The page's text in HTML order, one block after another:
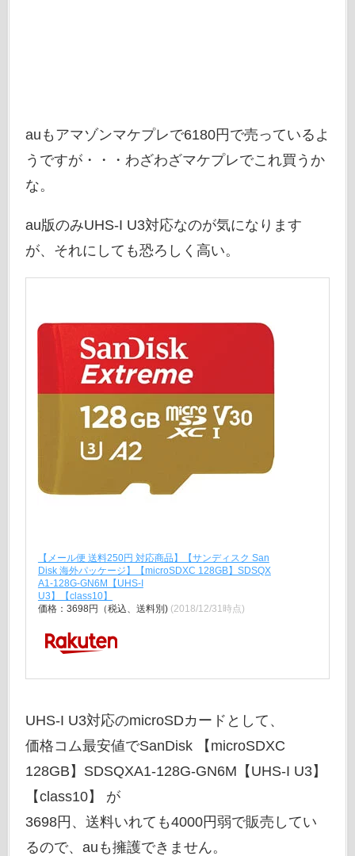
auもアマゾンマケプレで6180円で売っているよ
うですが・・・わざわざマケプレでこれ買うか
な。
au版のみUHS-I U3対応なのが気になります
が、それにしても恐ろしく高い。
【メール便 送料250円 対応商品】【サンディスク San
Disk 海外パッケージ】【microSDXC 128GB】SDSQX
A1-128G-GN6M【UHS-I
U3】【class10】
価格：3698円（税込、送料別) (2018/12/31時点)
UHS-I U3対応のmicroSDカードとして、
価格コム最安値でSanDisk 【microSDXC
128GB】SDSQXA1-128G-GN6M【UHS-I U3】
【class10】 が
3698円、送料いれても4000円弱で販売してい
るので、auも擁護できません。